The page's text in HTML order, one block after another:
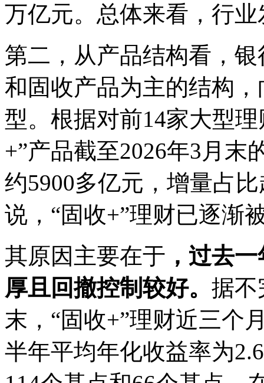
万亿元。总体来看，行
第二，从产品结构看，
和固收产品为主的结构
型。根据对前14家大型
+”产品截至2026年3月末
约5900多亿元，增量占
说，“固收+”理财已逐渐
其原因主要在于 ，过去
厚且回撤控制较好。 据不
末，“固收+”理财近三个
半年平均年化收益率为